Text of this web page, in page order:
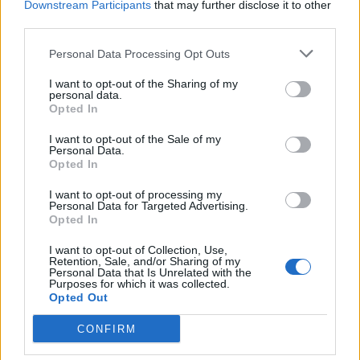
Downstream Participants that may further disclose it to other
Personal Data Processing Opt Outs
I want to opt-out of the Sharing of my
personal data.
Opted In
I want to opt-out of the Sale of my
Personal Data.
Opted In
I want to opt-out of processing my
Personal Data for Targeted Advertising.
Opted In
I want to opt-out of Collection, Use,
Retention, Sale, and/or Sharing of my
Personal Data that Is Unrelated with the
Purposes for which it was collected.
Opted Out
CONFIRM
In evidenza